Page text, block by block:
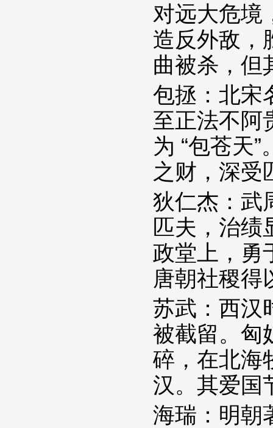
对远大危境
造反外敌，
曲被杀，但
包拯：北宋
至正法不阿
为 “包苍天
之财，深受
狄仁杰：武
匹夫，治绩
政堂上，勇
唐朝社稷得
苏武：西汉
被截留。匈
碎，在北海
汉。其爱国
海瑞：明朝